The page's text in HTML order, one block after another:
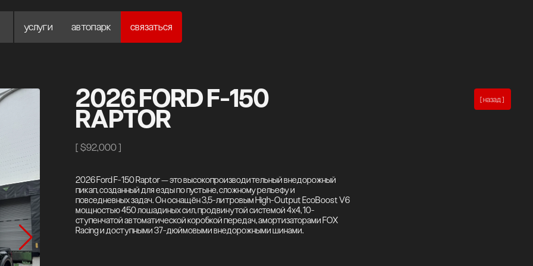
услуги
услуги
автопарк
автопарк
связаться
связаться
2026 FORD F-150
RAPTOR
[ $92,000]
2026 Ford F-150 Raptor — это высокопроизводительный внедорожный
пикап, созданный для езды по пустыне, сложному рельефу и
повседневных задач. Он оснащён 3,5-литровым High-Output EcoBoost V6
мощностью 450 лошадиных сил, продвинутой системой 4x4, 10-
ступенчатой автоматической коробкой передач, амортизаторами FOX
Racing и доступными 37-дюймовыми внедорожными шинами.
[ назад ]